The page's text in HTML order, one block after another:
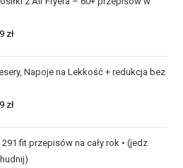
zł
Napoje na Lekkość + redukcja bez
zł
291 fit przepisów na cały rok • (jedz